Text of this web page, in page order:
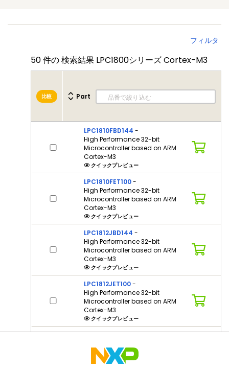
フィルタ
50件の 検索結果 LPC1800シリーズ Cortex-M3
比較 Part
LPC1810FBD144 -
High Performance 32-bit
Microcontroller based on ARM
Cortex-M3
クイックプレビュー
LPC1810FET100-
High Performance 32-bit
Microcontroller based on ARM
Cortex-M3
クイックプレビュー
LPC1812JBD144 -
High Performance 32-bit
Microcontroller based on ARM
Cortex-M3
クイックプレビュー
LPC1812JET100-
High Performance 32-bit
Microcontroller based on ARM
Cortex-M3
クイックプレビュー
LPC1813JBD144-
Microcontroller based on ARM
Cortex-M3